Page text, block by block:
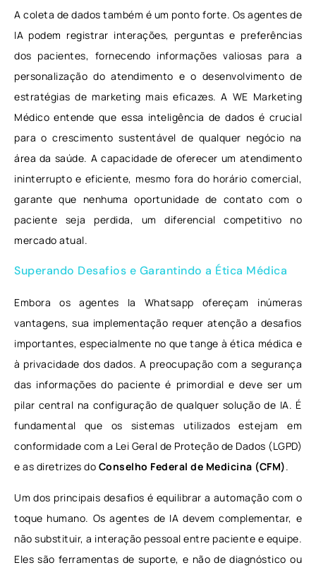
A coleta de dados também é um ponto forte. Os agentes de
IA podem registrar interações, perguntas e preferências
dos pacientes, fornecendo informações valiosas para a
personalização do atendimento e o desenvolvimento de
estratégias de marketing mais eficazes. A WE Marketing
Médico entende que essa inteligência de dados é crucial
para o crescimento sustentável de qualquer negócio na
área da saúde. A capacidade de oferecer um atendimento
ininterrupto e eficiente, mesmo fora do horário comercial,
garante que nenhuma oportunidade de contato com o
paciente seja perdida, um diferencial competitivo no
mercado atual.
Superando Desafios e Garantindo a Ética Médica
Embora os agentes Ia Whatsapp ofereçam inúmeras
vantagens, sua implementação requer atenção a desafios
importantes, especialmente no que tange à ética médica e
à privacidade dos dados. A preocupação com a segurança
das informações do paciente é primordial e deve ser um
pilar central na configuração de qualquer solução de IA. É
fundamental que os sistemas utilizados estejam em
conformidade com a Lei Geral de Proteção de Dados (LGPD)
e as diretrizes do Conselho Federal de Medicina (CFM).
Um dos principais desafios é equilibrar a automação com o
toque humano. Os agentes de IA devem complementar, e
não substituir, a interação pessoal entre paciente e equipe.
Eles são ferramentas de suporte, e não de diagnóstico ou